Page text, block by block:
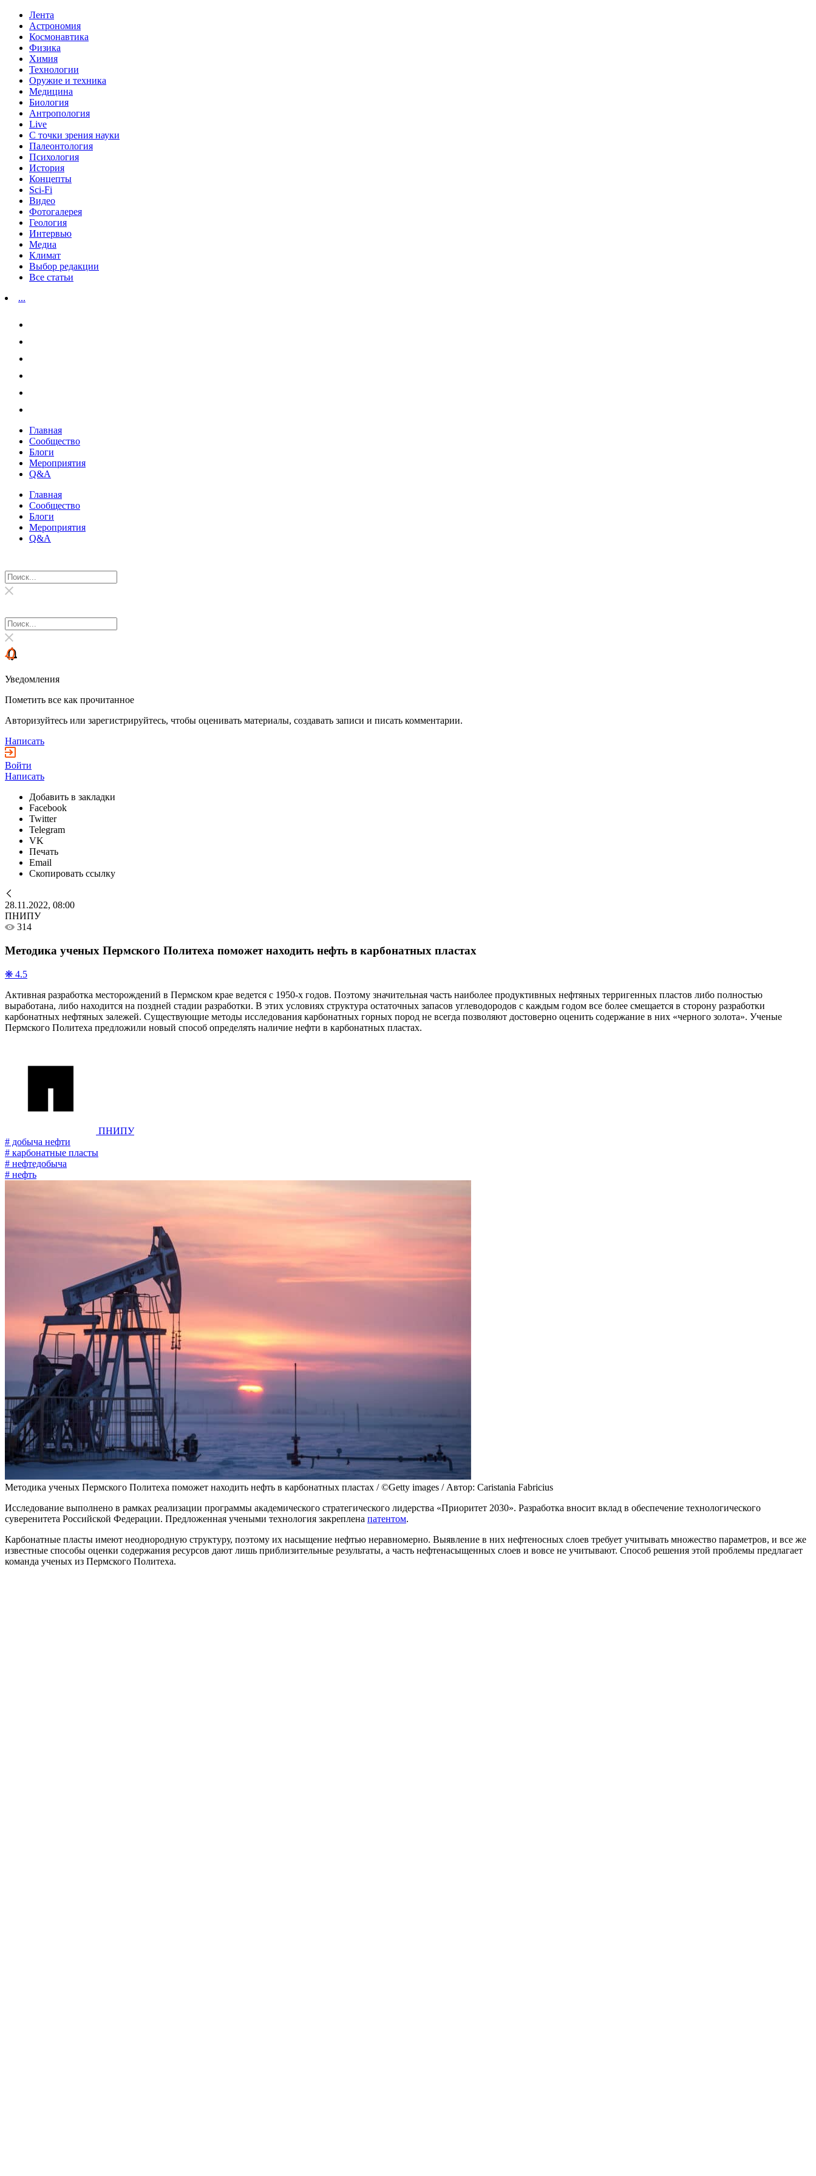
Лента
Астрономия
Космонавтика
Физика
Химия
Технологии
Оружие и техника
Медицина
Биология
Антропология
Live
С точки зрения науки
Палеонтология
Психология
История
Концепты
Sci-Fi
Видео
Фотогалерея
Геология
Интервью
Медиа
Климат
Выбор редакции
Все статьи
...
Главная
Сообщество
Блоги
Мероприятия
Q&A
Главная
Сообщество
Блоги
Мероприятия
Q&A
Уведомления
Пометить все как прочитанное
Авторизуйтесь или зарегистрируйтесь, чтобы оценивать материалы, создавать записи и писать комментарии.
Написать
Войти
Написать
Добавить в закладки
Facebook
Twitter
Telegram
VK
Печать
Email
Скопировать ссылку
28.11.2022, 08:00
ПНИПУ
314
Методика ученых Пермского Политеха поможет находить нефть в карбонатных пластах
❋ 4.5
Активная разработка месторождений в Пермском крае ведется с 1950-х годов. Поэтому значительная часть наиболее продуктивных нефтяных терригенных пластов либо полностью
выработана, либо находится на поздней стадии разработки. В этих условиях структура остаточных запасов углеводородов с каждым годом все более смещается в сторону разработки
карбонатных нефтяных залежей. Существующие методы исследования карбонатных горных пород не всегда позволяют достоверно оценить содержание в них «черного золота». Ученые
Пермского Политеха предложили новый способ определять наличие нефти в карбонатных пластах.
ПНИПУ
# добыча нефти
# карбонатные пласты
# нефтедобыча
# нефть
Методика ученых Пермского Политеха поможет находить нефть в карбонатных пластах / ©Getty images / Автор: Caristania Fabricius
Исследование выполнено в рамках реализации программы академического стратегического лидерства «Приоритет 2030». Разработка вносит вклад в обеспечение технологического
суверенитета Российской Федерации. Предложенная учеными технология закреплена патентом.
Карбонатные пласты имеют неоднородную структуру, поэтому их насыщение нефтью неравномерно. Выявление в них нефтеносных слоев требует учитывать множество параметров, и все же
известные способы оценки содержания ресурсов дают лишь приблизительные результаты, а часть нефтенасыщенных слоев и вовсе не учитывают. Способ решения этой проблемы предлагает
команда ученых из Пермского Политеха.